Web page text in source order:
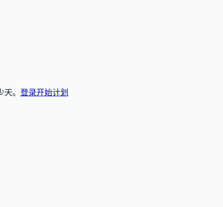
。 登录开始计划